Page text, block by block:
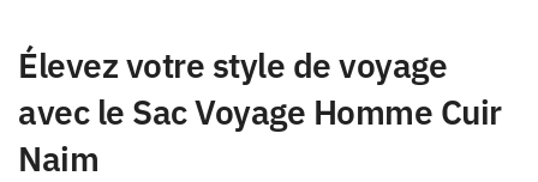
Élevez votre style de voyage
avec le Sac Voyage Homme Cuir
Naim